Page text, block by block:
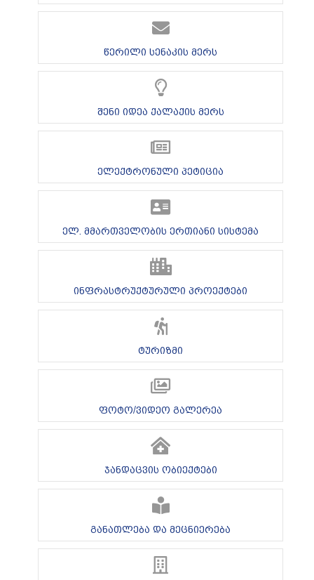
წერილი სენაკის მერს
შენი იდეა ქალაქის მერს
ელექტრონული პეტიცია
ელ. მმართველობის ერთიანი სისტემა
ინფრასტრუქტურული პროექტები
ტურიზმი
ფოტო/ვიდეო გალერეა
ჯანდაცვის ობიექტები
განათლება და მეცნიერება